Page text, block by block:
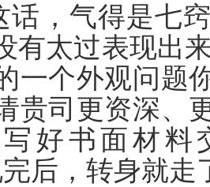
话，气得是七
有太过表现出
一个外观问题
贵司更资深、
好书面材料
后，转身就